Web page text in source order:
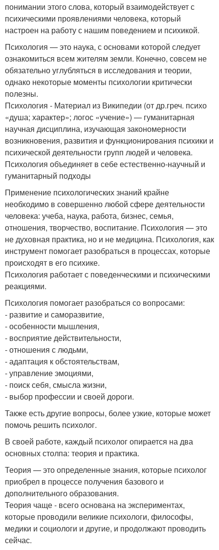
понимании этого слова, который взаимодействует с
психическими проявлениями человека, который
настроен на работу с нашим поведением и психикой.
Психология — это наука, с основами которой следует
ознакомиться всем жителям земли. Конечно, совсем не
обязательно углубляться в исследования и теории,
однако некоторые моменты психологии критически
полезны.
Психология - Материал из Википедии (от др.греч. психо
«душа; характер»; логос «учение») — гуманитарная
научная дисциплина, изучающая закономерности
возникновения, развития и функционирования психики и
психической деятельности групп людей и человека.
Психология объединяет в себе естественно-научный и
гуманитарный подходы
Применение психологических знаний крайне
необходимо в совершенно любой сфере деятельности
человека: учеба, наука, работа, бизнес, семья,
отношения, творчество, воспитание. Психология — это
не духовная практика, но и не медицина. Психология, как
инструмент помогает разобраться в процессах, которые
происходят в его психике.
Психология работает с поведенческими и психическими
реакциями.
Психология помогает разобраться со вопросами:
- развитие и саморазвитие,
- особенности мышления,
- восприятие действительности,
- отношения с людьми,
- адаптация к обстоятельствам,
- управление эмоциями,
- поиск себя, смысла жизни,
- выбор профессии и своей дороги.
Также есть другие вопросы, более узкие, которые может
помочь решить психолог.
В своей работе, каждый психолог опирается на два
основных столпа: теория и практика.
Теория — это определенные знания, которые психолог
приобрел в процессе получения базового и
дополнительного образования.
Теория чаще - всего основана на экспериментах,
которые проводили великие психологи, философы,
медики и социологи и другие, и продолжают проводить
сейчас.